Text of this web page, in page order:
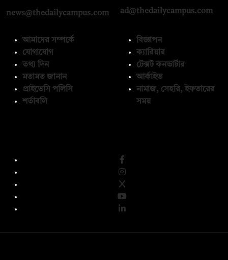
news@thedailycampus.com ad@thedailycampus.com
আমাদের সম্পর্কে
যোগাযোগ
তথ্য দিন
মতামত জানান
প্রাইভেসি পলিসি
শর্তাবলি
বিজ্ঞাপন
ক্যারিয়ার
টেক্সট কনভার্টার
আর্কাইভ
নামাজ, সেহরি, ইফতারের
সময়